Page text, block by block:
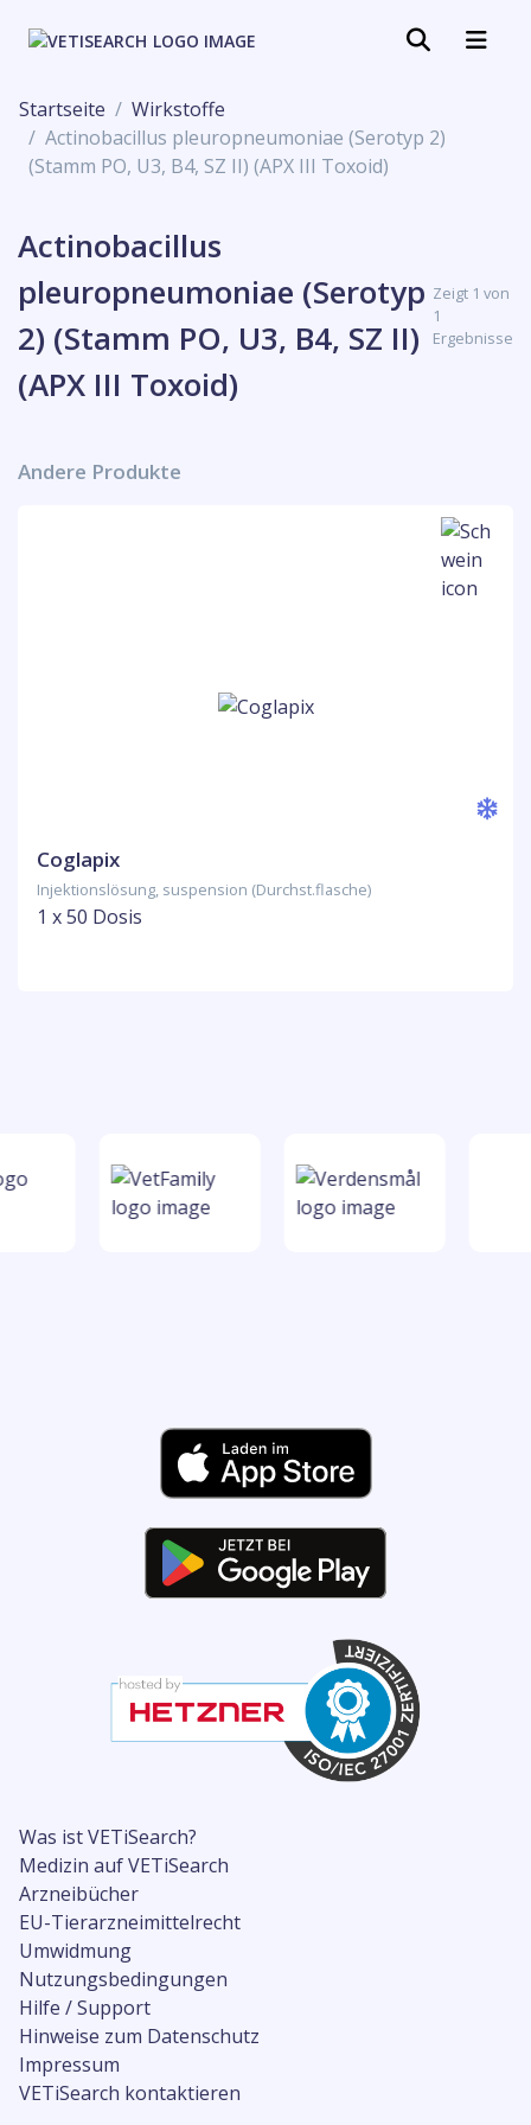
Startseite
Wirkstoffe
Actinobacillus pleuropneumoniae (Serotyp 2)
(Stamm PO, U3, B4, SZ II) (APX III Toxoid)
Actinobacillus
pleuropneumoniae (Serotyp
2) (Stamm PO, U3, B4, SZ II)
(APX III Toxoid)
Zeigt 1 von
1
Ergebnisse
Andere Produkte
Coglapix
Injektionslösung, suspension (Durchst.flasche)
1 x 50 Dosis
Was ist VETiSearch?
Medizin auf VETiSearch
Arzneibücher
EU-Tierarzneimittelrecht
Umwidmung
Nutzungsbedingungen
Hilfe / Support
Hinweise zum Datenschutz
Impressum
VETiSearch kontaktieren